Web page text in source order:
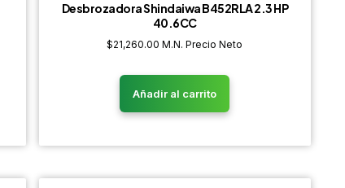
Desbrozadora Shindaiwa B452RLA 2.3 HP
40.6CC
$21,260.00 M.N. Precio Neto
Añadir al carrito